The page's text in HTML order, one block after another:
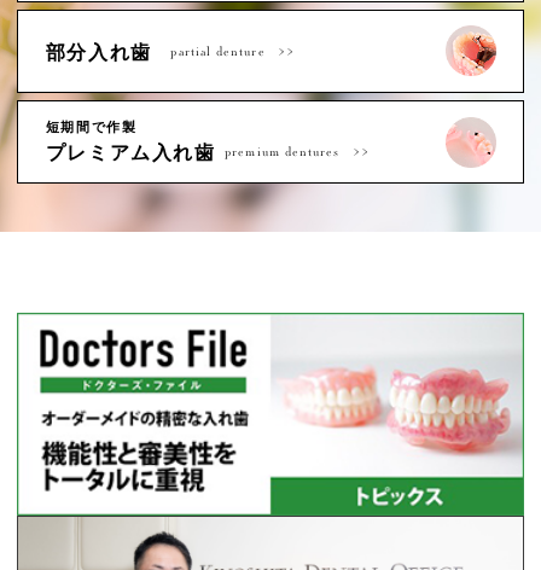
部分入れ歯 partial denture
短期間で作製
プレミアム入れ歯 premium dentures